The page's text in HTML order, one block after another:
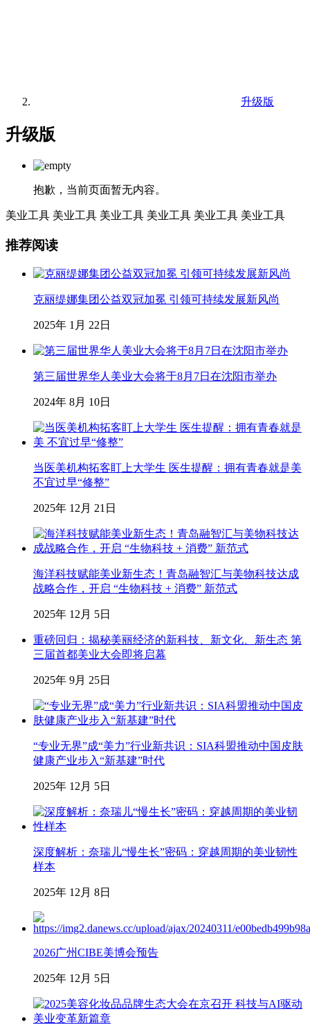
升级版
升级版
抱歉，当前页面暂无内容。
美业工具 美业工具 美业工具 美业工具 美业工具 美业工具
推荐阅读
克丽缇娜集团公益双冠加冕 引领可持续发展新风尚
2025年 1月 22日
第三届世界华人美业大会将于8月7日在沈阳市举办
2024年 8月 10日
当医美机构拓客盯上大学生 医生提醒：拥有青春就是美
不宜过早“修整”
2025年 12月 21日
海洋科技赋能美业新生态！青岛融智汇与美物科技达成
战略合作，开启 “生物科技 + 消费” 新范式
2025年 12月 5日
重磅回归：揭秘美丽经济的新科技、新文化、新生态 第
三届首都美业大会即将启幕
2025年 9月 25日
“专业无界”成“美力”行业新共识：SIA科盟推动中国皮肤
健康产业步入“新基建”时代
2025年 12月 5日
深度解析：奈瑞儿“慢生长”密码：穿越周期的美业韧性
样本
2025年 12月 8日
2026广州CIBE美博会预告
2025年 12月 5日